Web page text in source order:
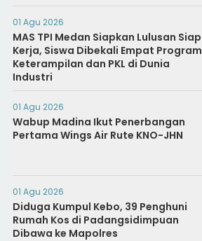
01 Agu 2026
MAS TPI Medan Siapkan Lulusan Siap
Kerja, Siswa Dibekali Empat Program
Keterampilan dan PKL di Dunia
Industri
01 Agu 2026
Wabup Madina Ikut Penerbangan
Pertama Wings Air Rute KNO-JHN
01 Agu 2026
Diduga Kumpul Kebo, 39 Penghuni
Rumah Kos di Padangsidimpuan
Dibawa ke Mapolres